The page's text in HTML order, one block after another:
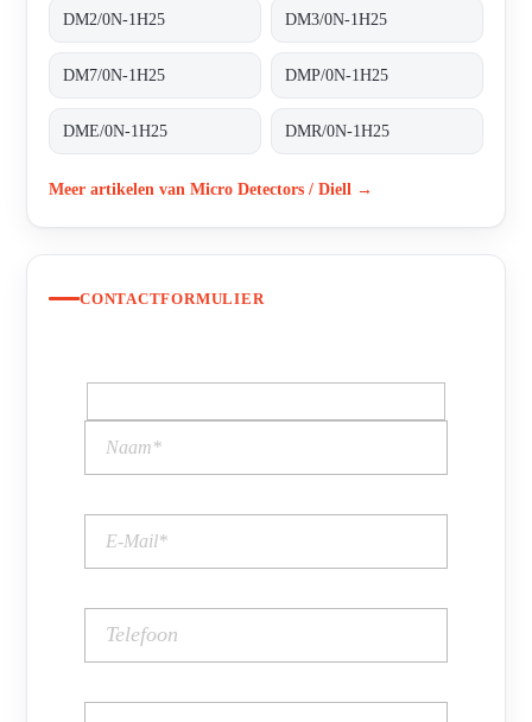
DM2/0N-1H25 DM3/0N-1H25
DM7/0N-1H25 DMP/0N-1H25
DME/0N-1H25 DMR/0N-1H25
Meer artikelen van Micro Detectors / Diell →
CONTACTFORMULIER